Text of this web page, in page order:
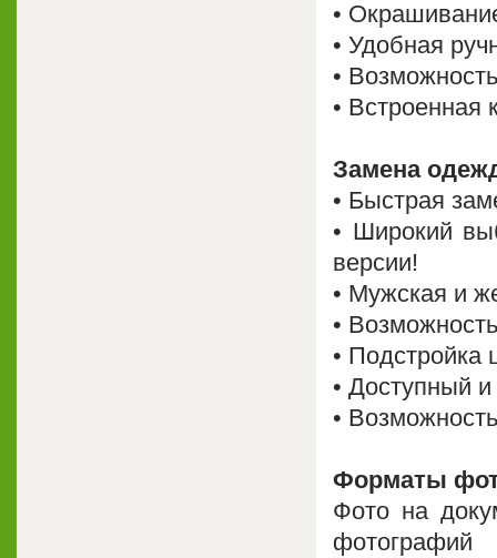
•
• Удобная
•
• Встроенная
Замена
• Быстрая
• Широкий
версии!
• Мужская и
•
• Подстройка
• Доступный
•
Форматы
Фото на